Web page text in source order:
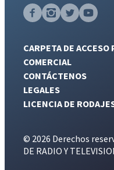
CARPETA DE ACCESO
COMERCIAL
CONTÁCTENOS
LEGALES
LICENCIA DE
© 2026 Derechos
DE RADIO Y